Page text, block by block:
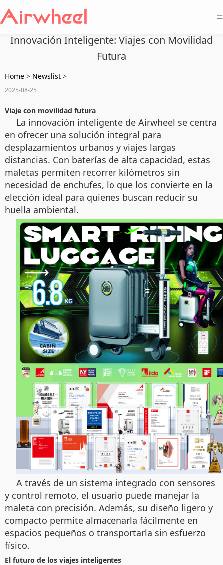
=
Innovación Inteligente: Viajes con Movilidad
Futura
Home > Newslist >
2025-08-25
Viaje con movilidad futura
La innovación inteligente de Airwheel se centra
en ofrecer una solución integral para
desplazamientos urbanos y viajes largas
distancias. Con baterías de alta capacidad, estas
maletas permiten recorrer kilómetros sin
necesidad de enchufes, lo que los convierte en la
elección ideal para quienes buscan reducir su
huella ambiental.
A través de un sistema integrado con sensores
y control remoto, el usuario puede manejar la
maleta con precisión. Además, su diseño ligero y
compacto permite almacenarla fácilmente en
espacios pequeños o transportarla sin esfuerzo
físico.
El futuro de los viajes inteligentes